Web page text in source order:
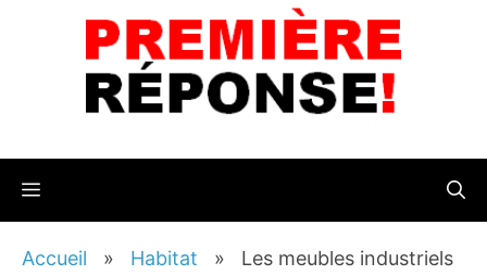
Menu
Accueil » Habitat » Les meubles industriels